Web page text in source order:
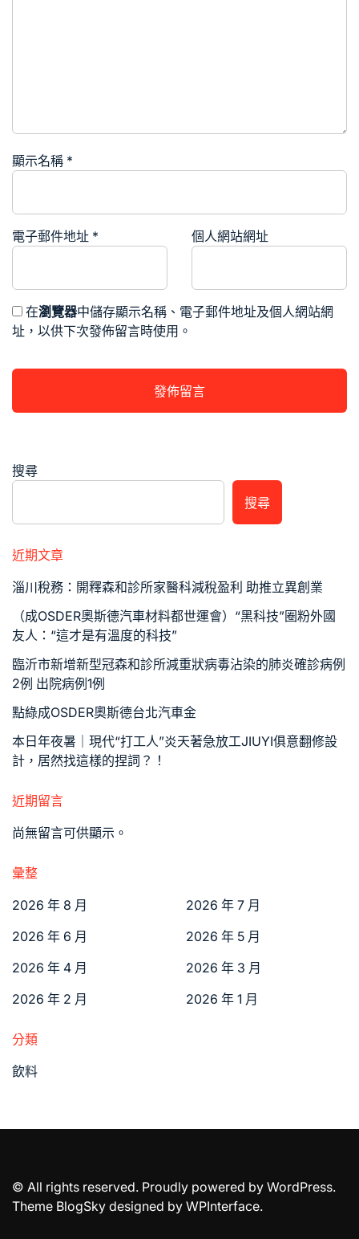
顯示名稱 *
電子郵件地址 * 個人網站網址
在瀏覽器中儲存顯示名稱、電子郵件地址及個人網站網
址，以供下次發佈留言時使用。
搜尋
搜尋
近期文章
淄川稅務：開釋森和診所家醫科減稅盈利 助推立異創業
（成OSDER奧斯德汽車材料都世運會）“黑科技”圈粉外國
友人：“這才是有溫度的科技”
臨沂市新增新型冠森和診所減重狀病毒沾染的肺炎確診病例
2例 出院病例1例
點綠成OSDER奧斯德台北汽車金
本日年夜暑｜現代“打工人”炎天著急放工JIUYI俱意翻修設
計，居然找這樣的捏詞？！
近期留言
尚無留言可供顯示。
彙整
2026 年 8 月
2026 年 7 月
2026 年 6 月
2026 年 5 月
2026 年 4 月
2026 年 3 月
2026 年 2 月
2026 年 1 月
分類
飲料
© All rights reserved. Proudly powered by WordPress.
Theme BlogSky designed by WPInterface.